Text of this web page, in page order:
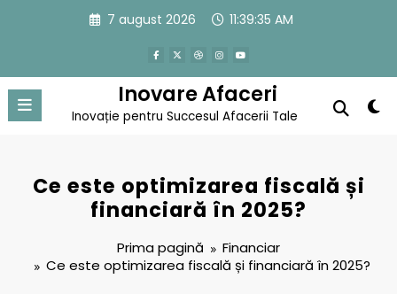
7 august 2026 11:39:36 AM
Inovare Afaceri
Inovație pentru Succesul Afacerii Tale
Ce este optimizarea fiscală și
financiară în 2025?
Prima pagină
Financiar
Ce este optimizarea fiscală și financiară în 2025?